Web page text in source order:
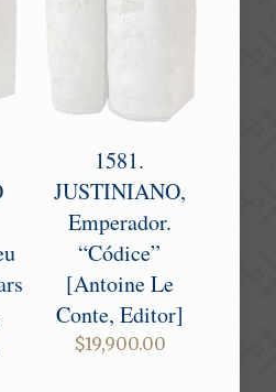
1581.
JUSTINIANO,
Emperador.
“Códice”
[Antoine Le
Conte, Editor]
$19,900.00